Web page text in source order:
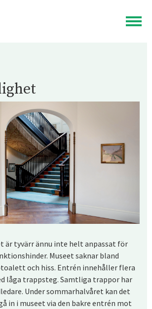
Visa
meny
är tyvärr ännu inte helt anpassat för
Museet saknar bland
och hiss. Entrén innehåller flera
låga trappsteg. Samtliga trappor har
Under sommarhalvåret kan det
in i museet via den bakre entrén mot